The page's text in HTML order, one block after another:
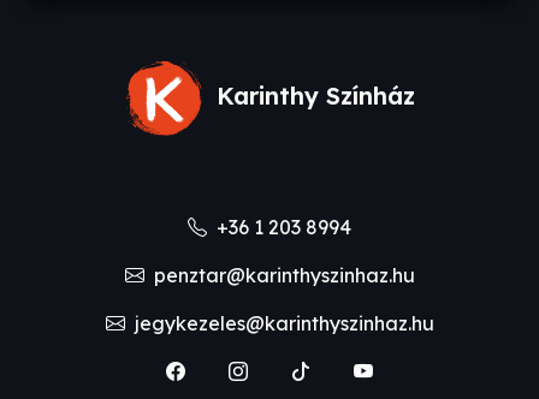
Karinthy Színház
+36 1 203 8994
penztar@karinthyszinhaz.hu
jegykezeles@karinthyszinhaz.hu